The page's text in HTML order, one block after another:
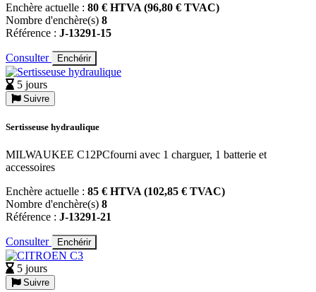
Enchère actuelle : 80 € HTVA (96,80 € TVAC)
Nombre d'enchère(s) 8
Référence : J-13291-15
Consulter Enchérir
5 jours
Suivre
Sertisseuse hydraulique
MILWAUKEE C12PCfourni avec 1 charguer, 1 batterie et
accessoires
Enchère actuelle : 85 € HTVA (102,85 € TVAC)
Nombre d'enchère(s) 8
Référence : J-13291-21
Consulter Enchérir
5 jours
Suivre